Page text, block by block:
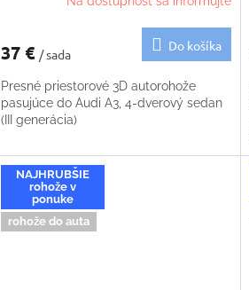
37 € / sada
Do košíka
Presné priestorové 3D autorohože
pasujúce do Audi A3, 4-dverový sedan
(III generácia)
NAJHRUBŠIE
rohože v
ponuke
rohože do auta